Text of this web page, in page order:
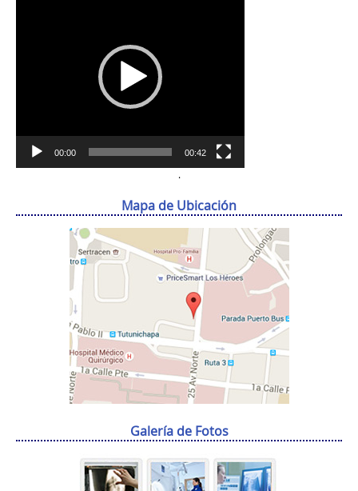
00:00 00:42
.
Mapa de Ubicación
Galería de Fotos